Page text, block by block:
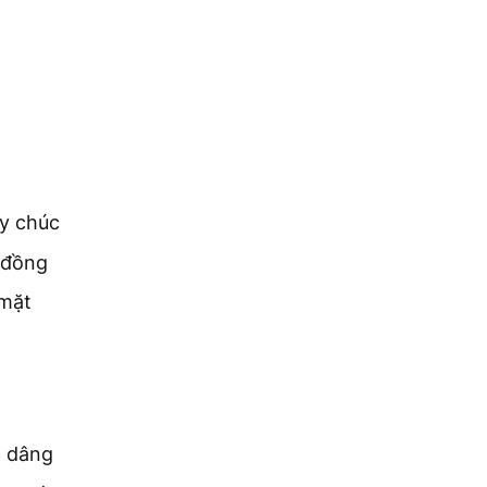
chúc
dâng